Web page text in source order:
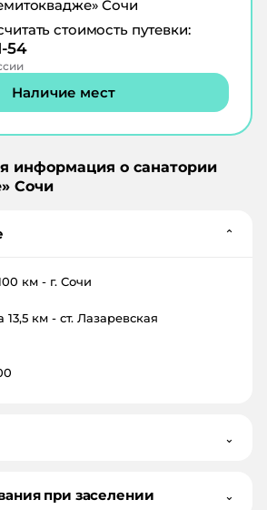
Сочи
стоимость путевки:
54
Наличие мест
информация о санатории
» Сочи
⌄
км - г. Сочи
13,5 км - ст. Лазаревская
⌄
при заселении ⌄